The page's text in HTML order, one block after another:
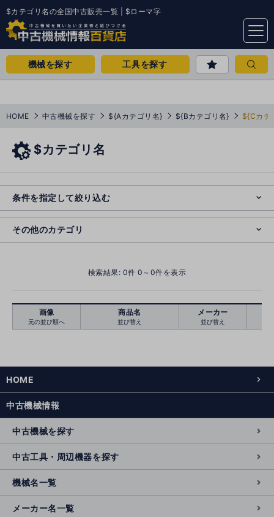
$カテゴリ名の全国中古販売一覧 | $ローマ字
menu
機械を探す 工具を探す
HOME 中古機械を探す ${Aカテゴリ名} ${Bカテゴリ名} ${Cカテ
$カテゴリ名
条件を指定して絞り込む
絞り込む クリア
その他のカテゴリ
o
s
e
検索結果: 0件 0～0件を表示
画像
元の並び順へ
商品名
並び替え
メーカー
並び替え
HOME
中古機械情報
中古機械を探す
中古工具・周辺機器を探す
機械名一覧
メーカー名一覧